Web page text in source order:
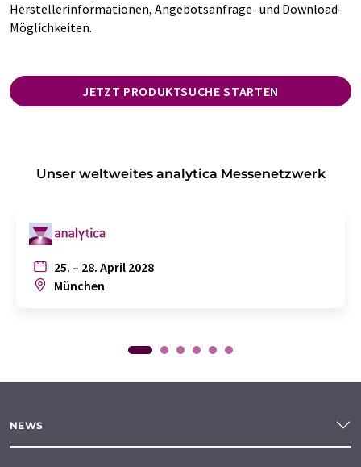
Herstellerinformationen, Angebotsanfrage- und Download-
Möglichkeiten.
JETZT PRODUKTSUCHE STARTEN
Unser weltweites analytica Messenetzwerk
25. – 28. April 2028
München
NEWS